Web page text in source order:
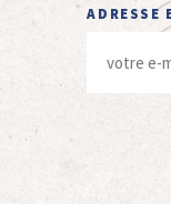
ADRESSE